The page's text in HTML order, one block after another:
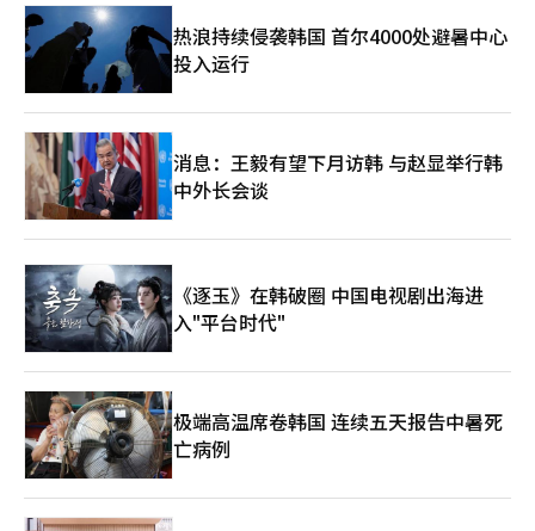
将获得最高6亿韩元的奖金，包含现有的OPI（超额利润奖金）。
然而，系统LSI、代工等非内存领域的员工预计仅能获得约2100万
韩元的奖金，而DX（设备体验）部门则可能仅获得600万韩元的自
家股票，这引发了内部的不满。 星巴克因5·18文句争议再次道
歉，呼吁对员工的批评应有所克制 因5·18民主化运动纪念日的促
销文句遭到激烈批评的星巴克韩国再次表示歉意。 22日，星巴克
韩国在全国门店发布的道歉信中表示：“对于给5·18民主化运动
的英灵和遗属、国民带来的巨大伤害，再次深表歉意。” 星巴克
韩国指出，此次争议“完全是总部在线业务运营中的错误”，与门
店员工无关。并恳请大家对每时每刻都在尽力工作的员工的批评应
有所克制。 此外，还表示：“希望顾客能够给予员工安心工作的
温暖关怀。” 星巴克韩国在5·18民主化运动纪念日当天进行的水
杯促销中使用了“坦克日”、“桌上砰！”等文句，引发了争议。
之后，因门店员工遭到抗议和批评，星巴克再次发布道歉信，表示
保护现场员工的立场。※ 本报道经人工智能（AI）系统翻译与编
辑。
热浪持续侵袭韩国 首尔4000处避暑中心
投入运行
消息：王毅有望下月访韩 与赵显举行韩
中外长会谈
《逐玉》在韩破圈 中国电视剧出海进
入"平台时代"
极端高温席卷韩国 连续五天报告中暑死
亡病例